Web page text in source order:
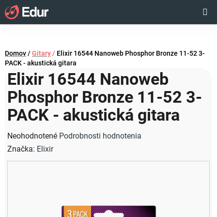
Prejsť
na
obsah
KOŠÍK
Domov/ Gitary / Elixir 16544 Nanoweb Phosphor Bronze 11-52 3-
PACK - akustická gitara
Elixir 16544 Nanoweb
Phosphor Bronze 11-52 3-
PACK - akustická gitara
Priemerné
hodnotenie
produktu
Neohodnotené Podrobnosti hodnotenia
Značka: Elixir